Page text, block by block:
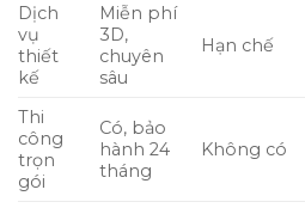
Dịch
vụ
thiết
kế
Miễn phí
3D,
chuyên
sâu
Hạn chế
Thi
công
trọn
gói
Có, bảo
hành 24
tháng
Không có